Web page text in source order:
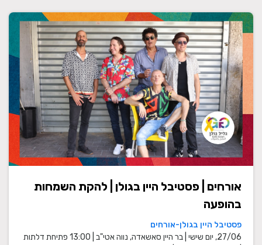
אורחים | פסטיבל היין בגולן | להקת השמחות
בהופעה
פסטיבל היין בגולן-אורחים
27/06, יום שישי | בר היין סאשאדה, נווה אטי"ב | 13:00 פתיחת דלתות